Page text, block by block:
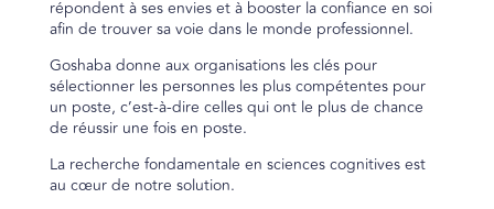
répondent à ses envies et à booster la confiance en soi
afin de trouver sa voie dans le monde professionnel.
Goshaba donne aux organisations les clés pour
sélectionner les personnes les plus compétentes pour
un poste, c’est-à-dire celles qui ont le plus de chance
de réussir une fois en poste.
La recherche fondamentale en sciences cognitives est
au cœur de notre solution.